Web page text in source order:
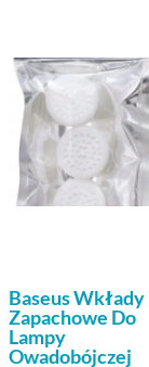
Baseus Wkłady
Zapachowe Do
Lampy
Owadobójczej